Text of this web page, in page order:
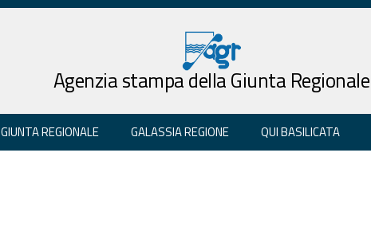
Agenzia stampa della Giunta Regionale
GIUNTA REGIONALE GALASSIA REGIONE QUI BASILICATA